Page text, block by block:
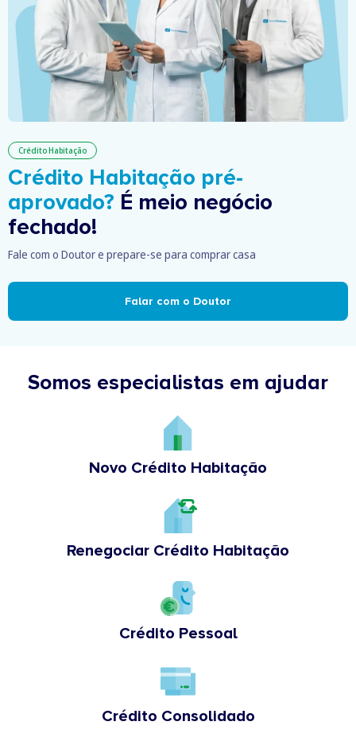
Crédito Habitação
Crédito Habitação pré-
aprovado? É meio negócio
fechado!
Fale com o Doutor e prepare-se para comprar casa
Falar com o Doutor
Somos especialistas em ajudar
Novo Crédito Habitação
Renegociar Crédito Habitação
Crédito Pessoal
Crédito Consolidado